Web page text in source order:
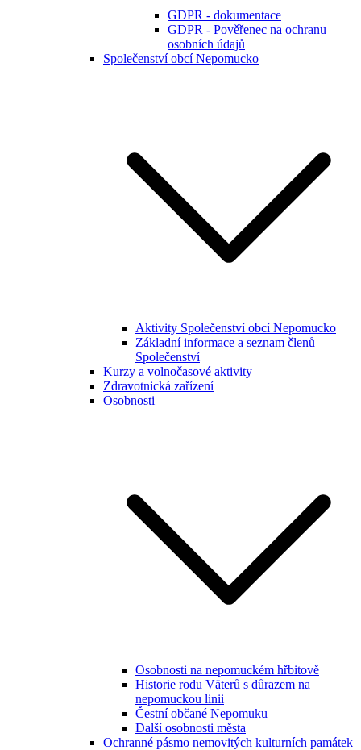
GDPR - dokumentace
GDPR - Pověřenec na ochranu
osobních údajů
Společenství obcí Nepomucko
Aktivity Společenství obcí Nepomucko
Základní informace a seznam členů
Společenství
Kurzy a volnočasové aktivity
Zdravotnická zařízení
Osobnosti
Osobnosti na nepomuckém hřbitově
Historie rodu Väterů s důrazem na
nepomuckou linii
Čestní občané Nepomuku
Další osobnosti města
Ochranné pásmo nemovitých kulturních památek